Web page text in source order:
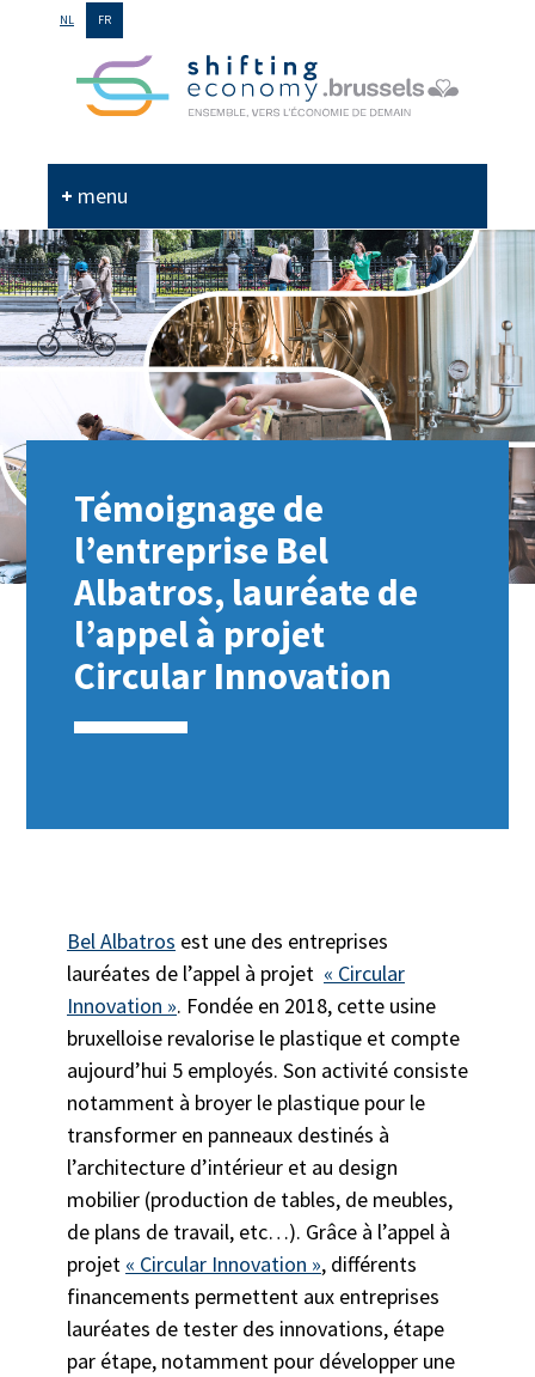
NL FR
menu
Témoignage de
l’entreprise Bel
Albatros, lauréate de
l’appel à projet
Circular Innovation
Bel Albatros est une des entreprises
lauréates de l’appel à projet « Circular
Innovation ». Fondée en 2018, cette usine
bruxelloise revalorise le plastique et compte
aujourd’hui 5 employés. Son activité consiste
notamment à broyer le plastique pour le
transformer en panneaux destinés à
l’architecture d’intérieur et au design
mobilier (production de tables, de meubles,
de plans de travail, etc…). Grâce à l’appel à
projet « Circular Innovation », différents
financements permettent aux entreprises
lauréates de tester des innovations, étape
par étape, notamment pour développer une